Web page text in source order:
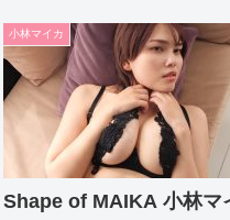
小林マイカ
Shape of MAIKA 小林マ